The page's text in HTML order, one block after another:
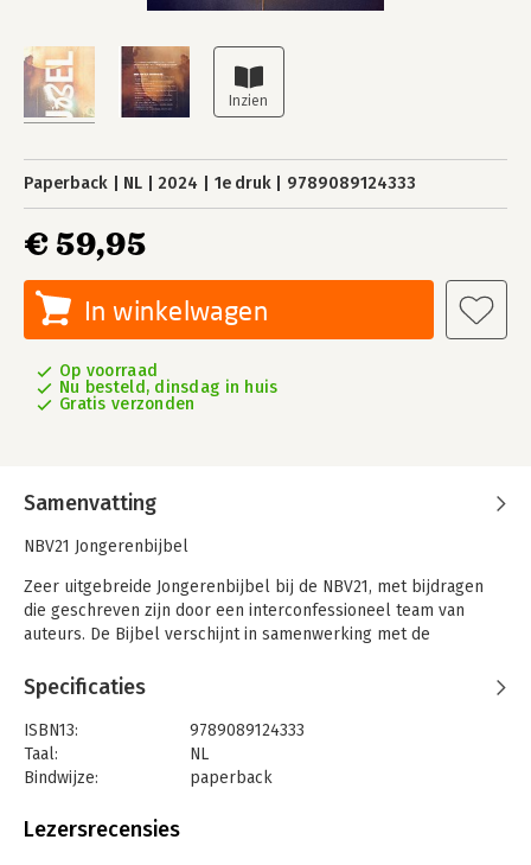
Paperback NL 2024 1e druk 9789089124333
€ 59,95
In winkelwagen
Op voorraad
Nu besteld, dinsdag in huis
Gratis verzonden
Samenvatting
NBV21 Jongerenbijbel
Zeer uitgebreide Jongerenbijbel bij de NBV21, met bijdragen
die geschreven zijn door een interconfessioneel team van
auteurs. De Bijbel verschijnt in samenwerking met de
Deze nieuwe Jongerenbijbel helpt jongeren om zelf de Bijbel
te lezen en de relevantie van dit boek te ontdekken voor hun
eigen leven. De Jongerenbijbel bevat veel extra content zoals
themaroutes, personenpagina’s en themapagina’s. Daarmee is
deze Jongerenbijbel een gids die je helpt om je mening te
vormen over actuele thema’s en te groeien in je geloof.
Specificaties
ISBN13:
9789089124333
Taal:
NL
Bindwijze:
paperback
Uitgever:
Lezersrecensies